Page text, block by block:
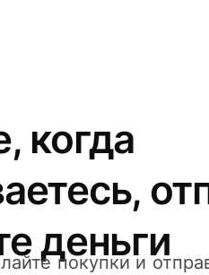
когда
деньги
покупки и